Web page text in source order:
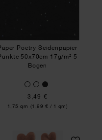
Poetry Seidenpapier
50x70cm 17g/m² 5
Bogen
3,49 €
Inhalt:
1,75 qm (1,99 € / 1 qm)
GräserPaper Poetry